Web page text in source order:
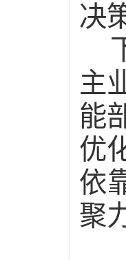
决
主
能
优
依
聚